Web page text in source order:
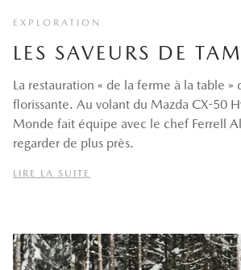
EXPLORATION
LES SAVEURS DE
La restauration « de la ferme à la table »
florissante. Au volant du Mazda CX-50
Monde fait équipe avec le chef Ferrell
regarder de plus près.
LIRE LA SUITE